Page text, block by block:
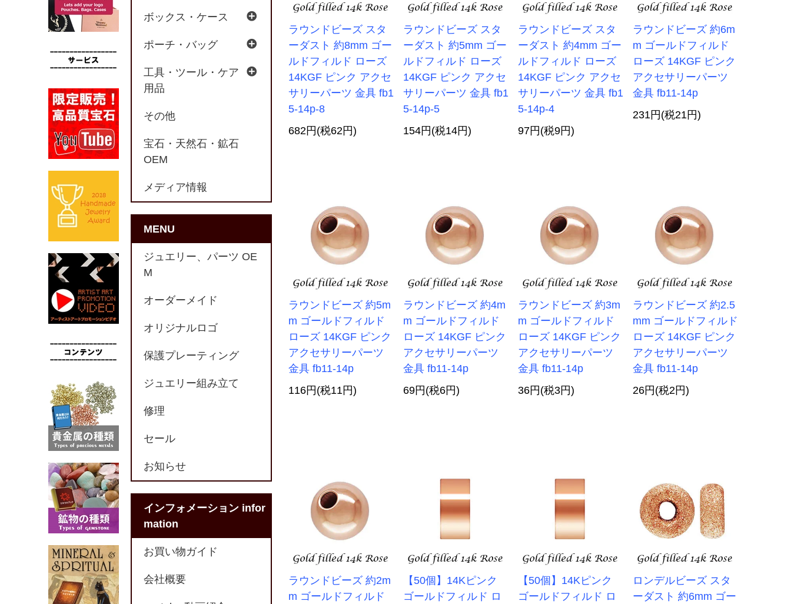
ラウンドビーズ スタ
ーダスト 約8mm ゴー
ルドフィルド ローズ
14KGF ピンク アクセ
サリーパーツ 金具 fb1
5-14p-8
682円(税62円)
ラウンドビーズ スタ
ーダスト 約5mm ゴー
ルドフィルド ローズ
14KGF ピンク アクセ
サリーパーツ 金具 fb1
5-14p-5
154円(税14円)
ラウンドビーズ スタ
ーダスト 約4mm ゴー
ルドフィルド ローズ
14KGF ピンク アクセ
サリーパーツ 金具 fb1
5-14p-4
97円(税9円)
ラウンドビーズ 約6m
m ゴールドフィルド
ローズ 14KGF ピンク
アクセサリーパーツ
金具 fb11-14p
231円(税21円)
ラウンドビーズ 約5m
m ゴールドフィルド
ローズ 14KGF ピンク
アクセサリーパーツ
金具 fb11-14p
116円(税11円)
ラウンドビーズ 約4m
m ゴールドフィルド
ローズ 14KGF ピンク
アクセサリーパーツ
金具 fb11-14p
69円(税6円)
ラウンドビーズ 約3m
m ゴールドフィルド
ローズ 14KGF ピンク
アクセサリーパーツ
金具 fb11-14p
36円(税3円)
ラウンドビーズ 約2.5
mm ゴールドフィルド
ローズ 14KGF ピンク
アクセサリーパーツ
金具 fb11-14p
26円(税2円)
ラウンドビーズ 約2m
m ゴールドフィルド
【50個】14Kピンク
ゴールドフィルド ロ
【50個】14Kピンク
ゴールドフィルド ロ
ロンデルビーズ スタ
ーダスト 約6mm ゴー
ボックス・ケース
ポーチ・バッグ
工具・ツール・ケア
用品
その他
宝石・天然石・鉱石
OEM
メディア情報
MENU
ジュエリー、パーツ OE
M
オーダーメイド
オリジナルロゴ
保護プレーティング
ジュエリー組み立て
修理
セール
お知らせ
インフォメーション infor
mation
お買い物ガイド
会社概要